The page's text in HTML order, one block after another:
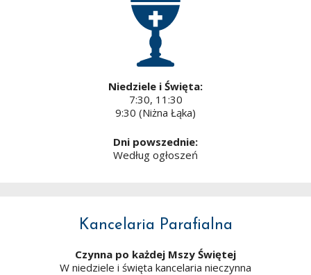
Niedziele i Święta:
7:30, 11:30
9:30 (Niżna Łąka)
Dni powszednie:
Według ogłoszeń
Kancelaria Parafialna
Czynna po każdej Mszy Świętej
W niedziele i święta kancelaria nieczynna